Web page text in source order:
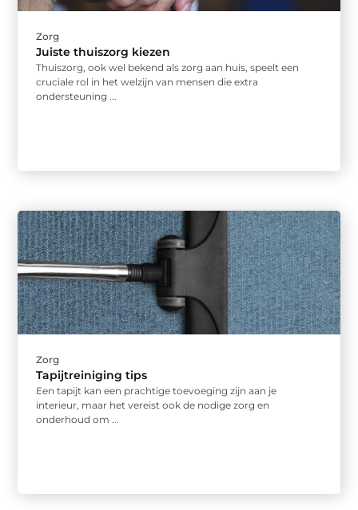
Zorg
Juiste thuiszorg kiezen
Thuiszorg, ook wel bekend als zorg aan huis, speelt een
cruciale rol in het welzijn van mensen die extra
ondersteuning ...
Zorg
Tapijtreiniging tips
Een tapijt kan een prachtige toevoeging zijn aan je
interieur, maar het vereist ook de nodige zorg en
onderhoud om ...